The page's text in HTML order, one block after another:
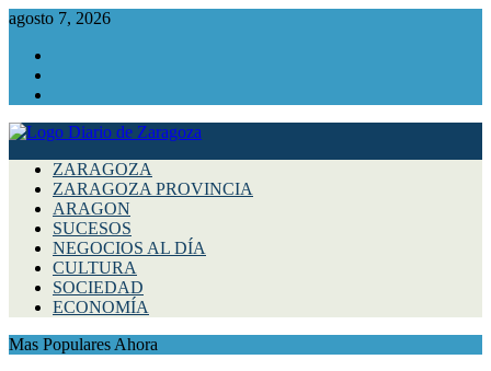
agosto 7, 2026
ZARAGOZA
ZARAGOZA PROVINCIA
ARAGON
SUCESOS
NEGOCIOS AL DÍA
CULTURA
SOCIEDAD
ECONOMÍA
Mas Populares Ahora